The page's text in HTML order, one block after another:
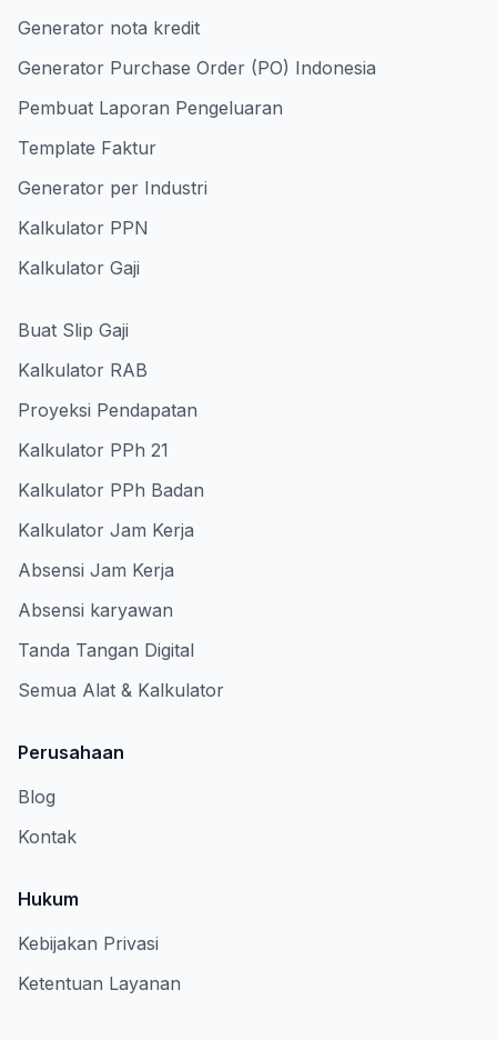
Generator nota kredit
Generator Purchase Order (PO) Indonesia
Pembuat Laporan Pengeluaran
Template Faktur
Generator per Industri
Kalkulator PPN
Kalkulator Gaji
Buat Slip Gaji
Kalkulator RAB
Proyeksi Pendapatan
Kalkulator PPh 21
Kalkulator PPh Badan
Kalkulator Jam Kerja
Absensi Jam Kerja
Absensi karyawan
Tanda Tangan Digital
Semua Alat & Kalkulator
Perusahaan
Blog
Kontak
Hukum
Kebijakan Privasi
Ketentuan Layanan